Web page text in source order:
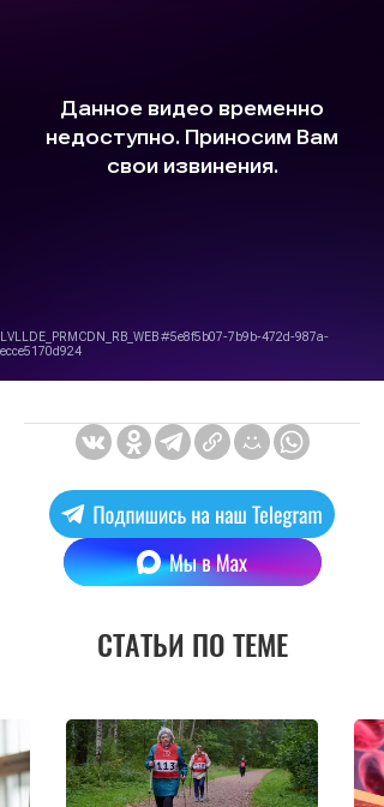
СТАТЬИ ПО ТЕМЕ